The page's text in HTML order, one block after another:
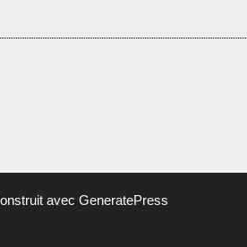
avec GeneratePress